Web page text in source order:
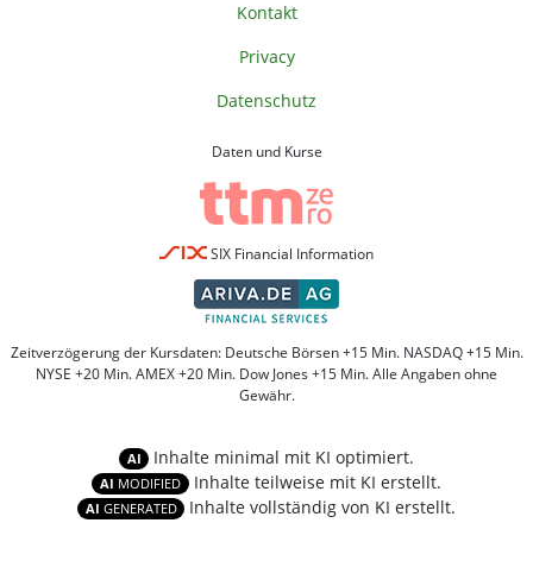
Kontakt
Privacy
Datenschutz
Daten und Kurse
SIX Financial Information
Zeitverzögerung der Kursdaten: Deutsche Börsen +15 Min. NASDAQ +15 Min.
NYSE +20 Min. AMEX +20 Min. Dow Jones +15 Min. Alle Angaben ohne
Gewähr.
AI Inhalte minimal mit KI optimiert.
AI MODIFIED Inhalte teilweise mit KI erstellt.
AI GENERATED Inhalte vollständig von KI erstellt.